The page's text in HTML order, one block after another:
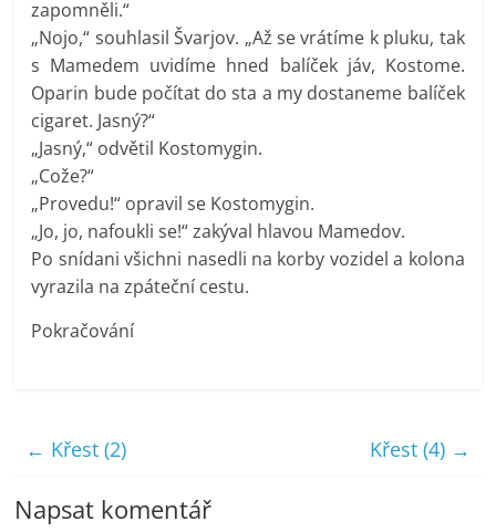
zapomněli.“
„Nojo,“ souhlasil Švarjov. „Až se vrátíme k pluku, tak
s Mamedem uvidíme hned balíček jáv, Kostome.
Oparin bude počítat do sta a my dostaneme balíček
cigaret. Jasný?“
„Jasný,“ odvětil Kostomygin.
„Cože?“
„Provedu!“ opravil se Kostomygin.
„Jo, jo, nafoukli se!“ zakýval hlavou Mamedov.
Po snídani všichni nasedli na korby vozidel a kolona
vyrazila na zpáteční cestu.
Pokračování
← Křest (2) Křest (4) →
Napsat komentář